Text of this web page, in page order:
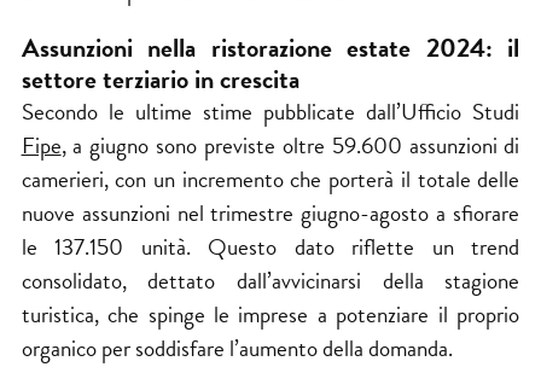
Assunzioni nella ristorazione estate 2024: il
settore terziario in crescita
Secondo le ultime stime pubblicate dall’Ufficio Studi
Fipe, a giugno sono previste oltre 59.600 assunzioni di
camerieri, con un incremento che porterà il totale delle
nuove assunzioni nel trimestre giugno-agosto a sfiorare
le 137.150 unità. Questo dato riflette un trend
consolidato, dettato dall’avvicinarsi della stagione
turistica, che spinge le imprese a potenziare il proprio
organico per soddisfare l’aumento della domanda.